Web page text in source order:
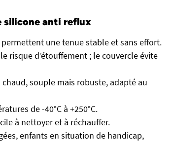
silicone anti reflux
permettent une tenue stable et sans effort.
risque d’étouffement ; le couvercle évite
souple mais robuste, adapté au
de -40°C à +250°C.
à nettoyer et à réchauffer.
enfants en situation de handicap,